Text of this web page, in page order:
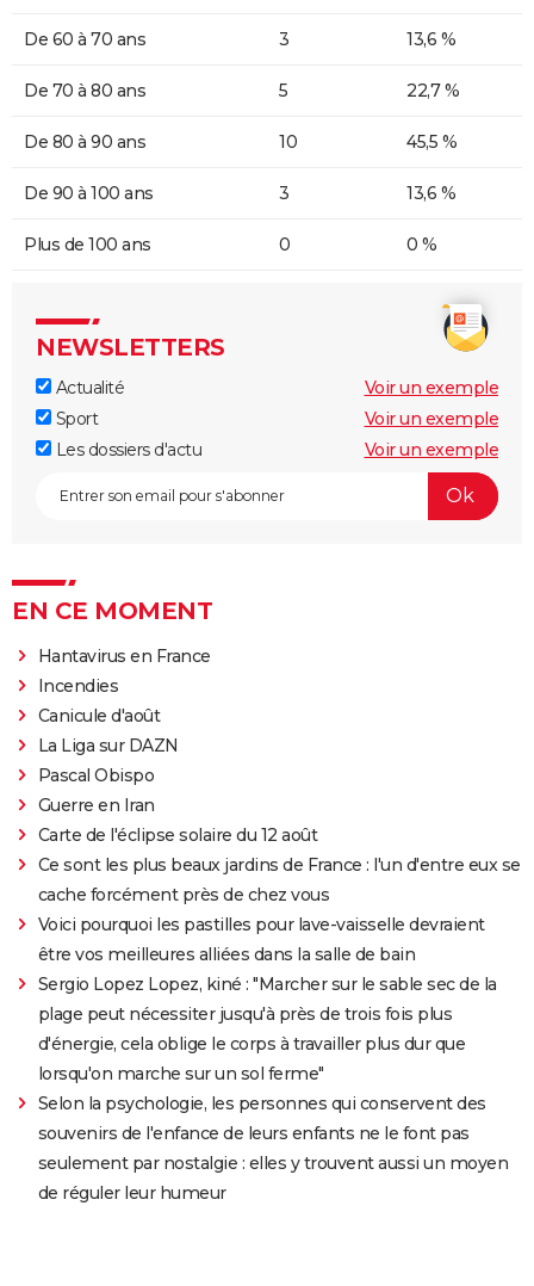
De 60 à 70 ans 3 13,6 %
De 70 à 80 ans 5 22,7 %
De 80 à 90 ans 10 45,5 %
De 90 à 100 ans 3 13,6 %
Plus de 100 ans 0 0 %
NEWSLETTERS
Actualité
Voir un exemple
Sport
Voir un exemple
Les dossiers d'actu
Voir un exemple
EN CE MOMENT
Hantavirus en France
Incendies
Canicule d'août
La Liga sur DAZN
Pascal Obispo
Guerre en Iran
Carte de l'éclipse solaire du 12 août
Ce sont les plus beaux jardins de France : l'un d'entre eux se
cache forcément près de chez vous
Voici pourquoi les pastilles pour lave-vaisselle devraient
être vos meilleures alliées dans la salle de bain
Sergio Lopez Lopez, kiné : "Marcher sur le sable sec de la
plage peut nécessiter jusqu'à près de trois fois plus
d'énergie, cela oblige le corps à travailler plus dur que
lorsqu'on marche sur un sol ferme"
Selon la psychologie, les personnes qui conservent des
souvenirs de l'enfance de leurs enfants ne le font pas
seulement par nostalgie : elles y trouvent aussi un moyen
de réguler leur humeur